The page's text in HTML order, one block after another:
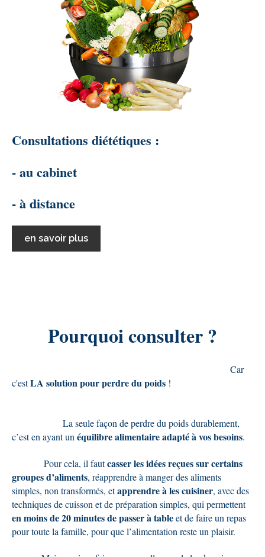
Consultations diététiques :
- au cabinet
- à distance
en savoir plus
Pourquoi consulter ?
Car
c'estLA solution pour perdre du poids !
La seule façon de perdre du poids durablement,
c’est en ayant un équilibre alimentaire adapté à vos besoins.
Pour cela, il fautcasser les idées reçuessur certains
groupes d’aliments, réapprendre à manger des aliments
simples, non transformés, etapprendre à les cuisiner, avec des
techniques de cuisson et de préparation simples, qui permettent
en moins de 20 minutes de passer à tableet de faire un repas
pour toute la famille, pour que l’alimentation reste un plaisir.